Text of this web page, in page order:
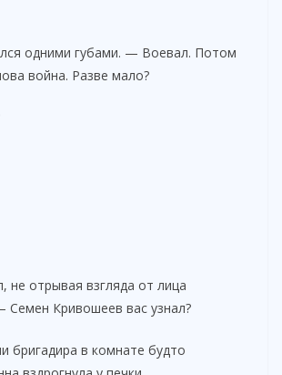
одними губами. — Воевал. Потом
война. Разве мало?
не отрывая взгляда от лица
Семен Кривошеев вас узнал?
бригадира в комнате будто